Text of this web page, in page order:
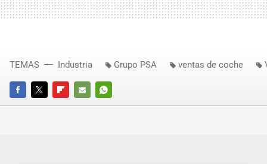
FACEBOOKTWITTERFLIPBOARD
E-
WHATSAPP
TEMAS Industria Grupo PSA ventas de coche